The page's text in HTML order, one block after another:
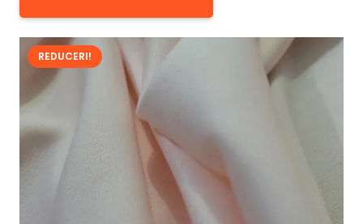
8,00 lei.
REDUCERI!